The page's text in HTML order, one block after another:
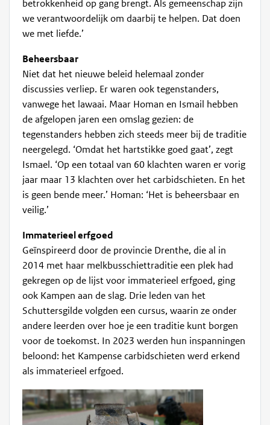
betrokkenheid op gang brengt. Als gemeenschap zijn
we verantwoordelijk om daarbij te helpen. Dat doen
we met liefde.’
Beheersbaar
Niet dat het nieuwe beleid helemaal zonder
discussies verliep. Er waren ook tegenstanders,
vanwege het lawaai. Maar Homan en Ismail hebben
de afgelopen jaren een omslag gezien: de
tegenstanders hebben zich steeds meer bij de traditie
neergelegd. ‘Omdat het hartstikke goed gaat’, zegt
Ismael. ‘Op een totaal van 60 klachten waren er vorig
jaar maar 13 klachten over het carbidschieten. En het
is geen bende meer.’ Homan: ‘Het is beheersbaar en
veilig.’
Immaterieel erfgoed
Geïnspireerd door de provincie Drenthe, die al in
2014 met haar melkbusschiettraditie een plek had
gekregen op de lijst voor immaterieel erfgoed, ging
ook Kampen aan de slag. Drie leden van het
Schuttersgilde volgden een cursus, waarin ze onder
andere leerden over hoe je een traditie kunt borgen
voor de toekomst. In 2023 werden hun inspanningen
beloond: het Kampense carbidschieten werd erkend
als immaterieel erfgoed.